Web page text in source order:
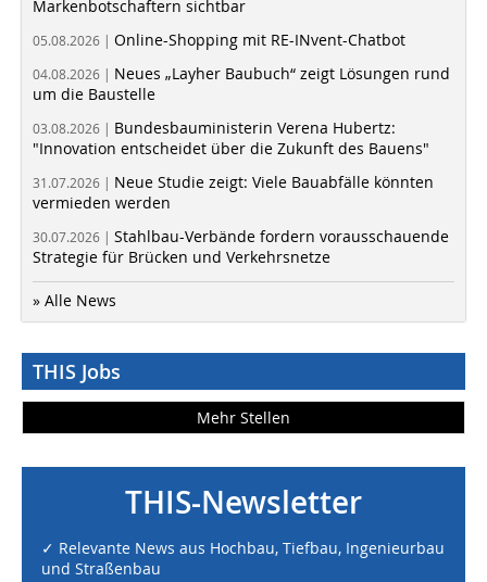
Markenbotschaftern sichtbar
05.08.2026 | Online-Shopping mit RE-INvent-Chatbot
04.08.2026 | Neues „Layher Baubuch“ zeigt Lösungen rund
um die Baustelle
03.08.2026 | Bundesbauministerin Verena Hubertz:
"Innovation entscheidet über die Zukunft des Bauens"
31.07.2026 | Neue Studie zeigt: Viele Bauabfälle könnten
vermieden werden
30.07.2026 | Stahlbau-Verbände fordern vorausschauende
Strategie für Brücken und Verkehrsnetze
» Alle News
THIS Jobs
Mehr Stellen
THIS-Newsletter
✓ Relevante News aus Hochbau, Tiefbau, Ingenieurbau
und Straßenbau